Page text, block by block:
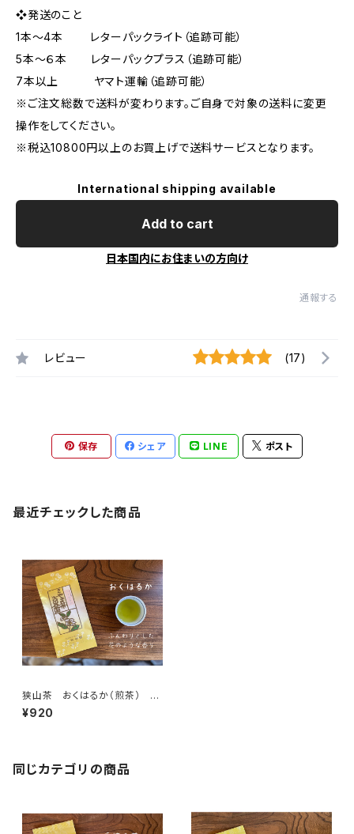
❖発送のこと
1本～4本 レターパックライト（追跡可能）
5本～６本 レターパックプラス（追跡可能）
7本以上 ヤマト運輸（追跡可能）
※ご注文総数で送料が変わります。ご自身で対象の送料に変更
操作をしてください。
※税込10800円以上のお買上げで送料サービスとなります。
International shipping available
Add to cart
日本国内にお住まいの方向け
通報する
レビュー (17)
保存 シェア LINE ポスト
最近チェックした商品
狭山茶 おくはるか（煎茶） 10
0ｇ 【古谷園】
¥920
同じカテゴリの商品